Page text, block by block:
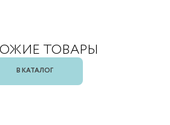
ТОВАРЫ
В КАТАЛОГ